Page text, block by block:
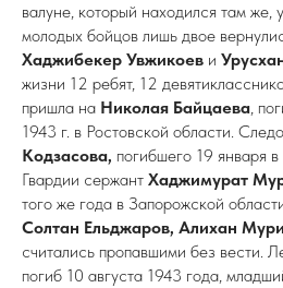
валуне, который находился там же,
молодых бойцов лишь двое
Хаджибекер Увжикоев и
жизни 12 ребят, 12
пришла на Николая Байцаева,
1943 г. в Ростовской области.
Кодзасова, погибшего 19 января
Гвардии сержант Хаджимурат
того же года в Запорожской
Солтан Ельджаров, Алихан
считались пропавшими без вести.
погиб 10 августа 1943 года,